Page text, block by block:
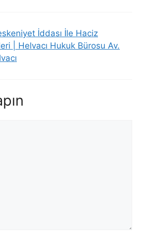
İddası İle Haciz
| Helvacı Hukuk Bürosu Av.